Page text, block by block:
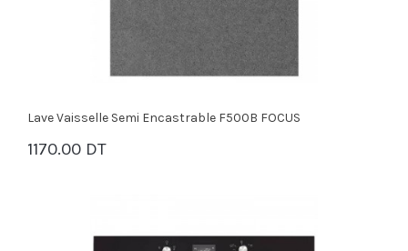
Lave Vaisselle Semi Encastrable F500B FOCUS
1170.00 DT
PANIER